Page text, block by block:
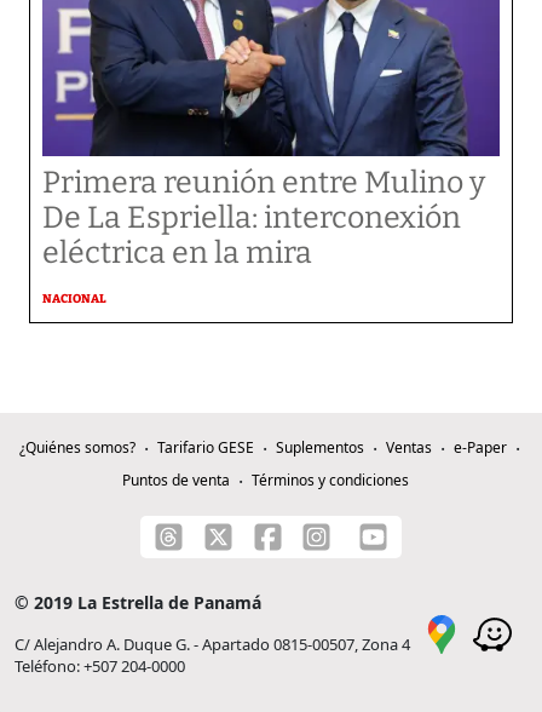
Primera reunión entre Mulino y
De La Espriella: interconexión
eléctrica en la mira
NACIONAL
¿Quiénes somos? Tarifario GESE Suplementos Ventas
e-Paper
Puntos de venta
Términos y condiciones
© 2019 La Estrella de Panamá
C/ Alejandro A. Duque G. - Apartado 0815-00507, Zona 4
Teléfono: +507 204-0000